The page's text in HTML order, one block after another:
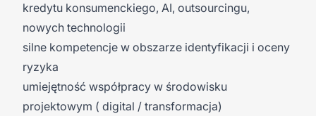
kredytu konsumenckiego, AI, outsourcingu,
nowych technologii
silne kompetencje w obszarze identyfikacji i oceny
ryzyka
umiejętność współpracy w środowisku
projektowym ( digital / transformacja)